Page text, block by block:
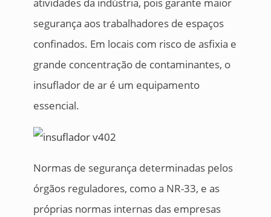
segurança aos trabalhadores de espaços
confinados. Em locais com risco de asfixia e
grande concentração de contaminantes, o
insuflador de ar é um equipamento
essencial.
Normas de segurança determinadas pelos
órgãos reguladores, como a NR-33, e as
próprias normas internas das empresas